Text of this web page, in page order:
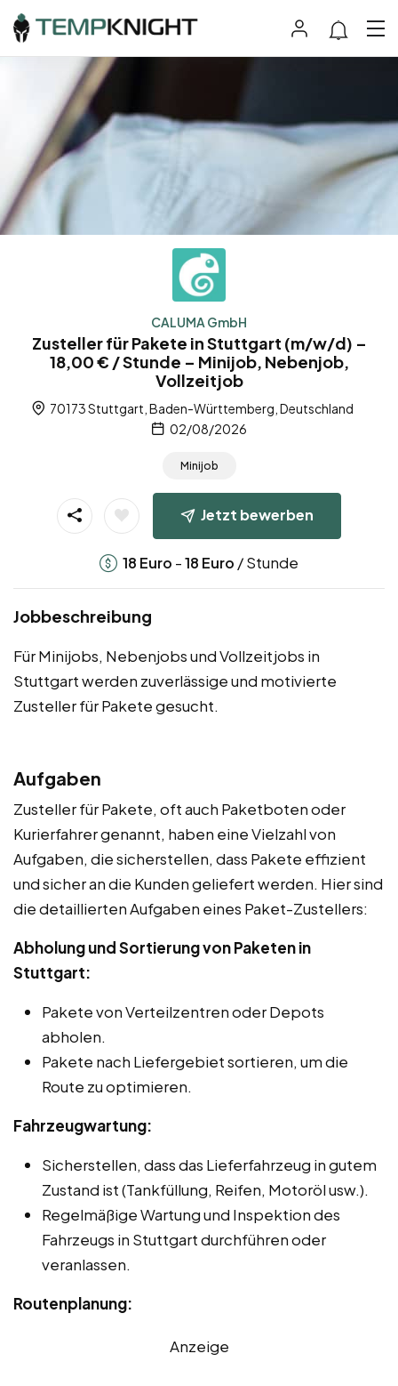
CALUMA GmbH
Zusteller für Pakete in Stuttgart (m/w/d) –
18,00 € / Stunde – Minijob, Nebenjob,
Vollzeitjob
70173 Stuttgart, Baden-Württemberg, Deutschland
02/08/2026
Minijob
Jetzt bewerben
18 Euro -18 Euro / Stunde
Jobbeschreibung
Für Minijobs, Nebenjobs und Vollzeitjobs in
Stuttgart werden zuverlässige und motivierte
Zusteller für Pakete gesucht.
Aufgaben
Zusteller für Pakete, oft auch Paketboten oder
Kurierfahrer genannt, haben eine Vielzahl von
Aufgaben, die sicherstellen, dass Pakete effizient
und sicher an die Kunden geliefert werden. Hier sind
die detaillierten Aufgaben eines Paket-Zustellers:
Abholung und Sortierung von Paketen in
Stuttgart:
Pakete von Verteilzentren oder Depots
abholen.
Pakete nach Liefergebiet sortieren, um die
Route zu optimieren.
Fahrzeugwartung:
Sicherstellen, dass das Lieferfahrzeug in gutem
Zustand ist (Tankfüllung, Reifen, Motoröl usw.).
Regelmäßige Wartung und Inspektion des
Fahrzeugs in Stuttgart durchführen oder
veranlassen.
Routenplanung:
Anzeige